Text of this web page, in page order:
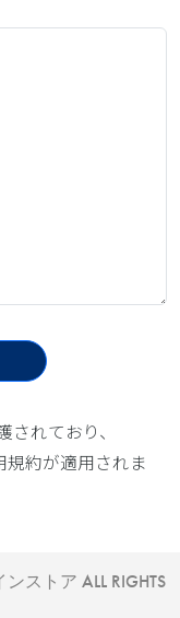
されており、
規約が適用されま
ストア ALL RIGHTS